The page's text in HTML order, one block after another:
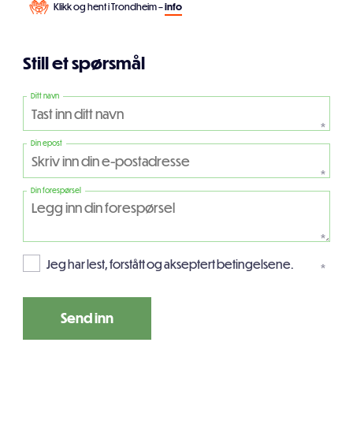
Klikk og hent i Trondheim –info
Still et spørsmål
Ditt navn
*
Din epost
*
Din forespørsel
*
Jeg har lest, forstått og akseptert betingelsene. *